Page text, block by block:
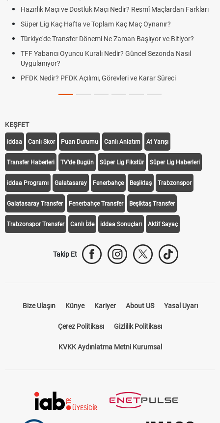
Hazırlık Maçı ve Dostluk Maçı Nedir? Resmî Maçlardan Farkları
Süper Lig Kaç Hafta ve Toplam Kaç Maç Oynanır?
Türkiye'de Transfer Dönemi Ne Zaman Başlıyor ve Bitiyor?
TFF Yabancı Oyuncu Kuralı Nedir? Güncel Sezonda Nasıl
Uygulanıyor?
PFDK Nedir? PFDK Açılımı, Görevleri ve Karar Süreci
KEŞFET
iddaa Canlı Skor Puan Durumu Canlı Anlatım At Yarışı
Transfer Haberleri TV'de Bugün Süper Lig Fikstür Süper Lig Haberleri
iddaa Programı Galatasaray Fenerbahçe Beşiktaş Trabzonspor
Galatasaray Transfer Fenerbahçe Transfer Beşiktaş Transfer
Trabzonspor Transfer Canlı İzle iddaa Sonuçları Aktif Sayaç
Takip Et
Bize Ulaşın Künye Kariyer About US Yasal Uyarı
Çerez Politikası Gizlilik Politikası
KVKK Aydınlatma Metni Kurumsal